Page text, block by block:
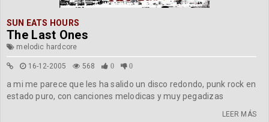
SUN EATS HOURS
The Last Ones
melodic hardcore
16-12-2005 568 0 0
a mi me parece que les ha salido un disco redondo, punk rock en
estado puro, con canciones melodicas y muy pegadizas
LEER MÁS